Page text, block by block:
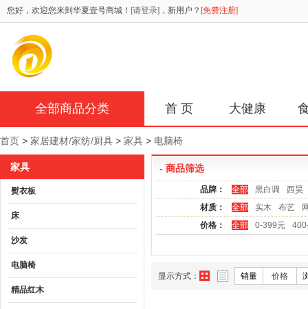
您好，欢迎您来到华夏壹号商城！ [请登录] ，新用户？ [免费注册]
全部商品分类 首 页 大健康
首页 > 家居建材/家纺/厨具 > 家具 > 电脑椅
- 商品筛选
品牌： 全部 黑白调
西昊
材质：
全部 实木 布艺
价格：
全部 0-399元
显示方式： 销量 价格
家具
熨衣板
床
沙发
电脑椅
精品红木